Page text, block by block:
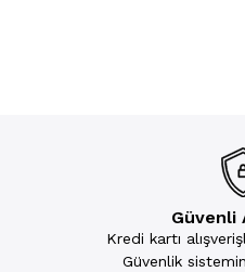
Güvenli
Kredi kartı
Güvenlik